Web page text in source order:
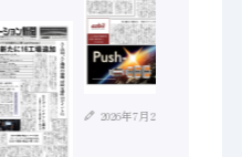
2026年7月21日